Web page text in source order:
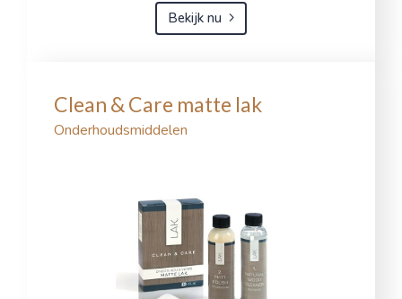
Bekijk nu
Clean & Care matte lak
Onderhoudsmiddelen